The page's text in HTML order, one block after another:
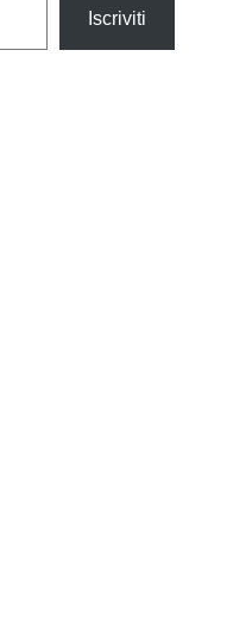
Iscriviti